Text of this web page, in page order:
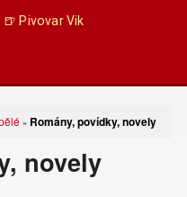
🍺 Pivovar Vik
» Romány, povídky, novely
novely